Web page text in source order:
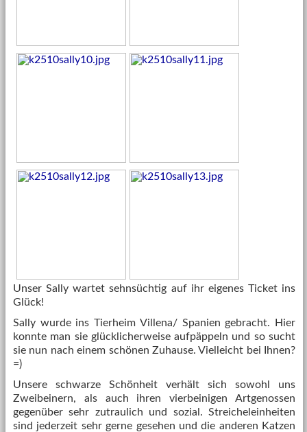
Unser Sally wartet sehnsüchtig auf ihr eigenes Ticket ins
Glück!
Sally wurde ins Tierheim Villena/ Spanien gebracht. Hier
konnte man sie glücklicherweise aufpäppeln und so sucht
sie nun nach einem schönen Zuhause. Vielleicht bei Ihnen?
=)
Unsere schwarze Schönheit verhält sich sowohl uns
Zweibeinern, als auch ihren vierbeinigen Artgenossen
gegenüber sehr zutraulich und sozial. Streicheleinheiten
sind jederzeit sehr gerne gesehen und die anderen Katzen